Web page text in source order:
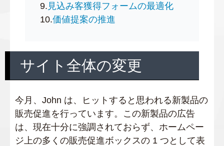
9. 見込み客獲得フォームの最適化
10.価値提案の推進
サイト全体の変更
今月、John は、ヒットすると思われる新製品の
販売促進を行っています。この新製品の広告
は、現在十分に強調されておらず、ホームペー
ジ上の多くの販売促進ボックスの 1 つとして表